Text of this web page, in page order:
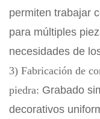
permiten trabajar
para múltiples
necesidades de
3) Fabricación de
piedra: Grabado
decorativos